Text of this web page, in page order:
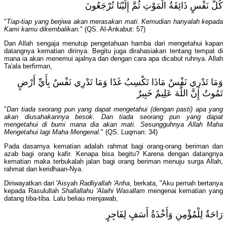
كُلُّ نَفْسٍ ذَائِقَةُ الْمَوْتِ ثُمَّ إِلَيْنَا تُرْجَعُونَ
"Tiap-tiap yang berjiwa akan merasakan mati. Kemudian hanyalah kepada
Kami kamu dikembalikan." (QS. Al-Ankabut: 57)
Dan Allah sengaja menutup pengetahuan hamba dari mengetahui kapan
datangnya kematian dirinya. Begitu juga dirahasiakan tentang tempat di
mana ia akan menemui ajalnya dan dengan cara apa dicabut ruhnya. Allah
Ta'ala berfirman,
وَمَا تَدْرِي نَفْسٌ مَاذَا تَكْسِبُ غَدًا وَمَا تَدْرِي نَفْسٌ بِأَيِّ أَرْضٍ
تَمُوتُ إِنَّ اللَّهَ عَلِيمٌ خَبِيرٌ
"Dan tiada seorang pun yang dapat mengetahui (dengan pasti) apa yang
akan diusahakannya besok. Dan tiada seorang pun yang dapat
mengetahui di bumi mana dia akan mati. Sesungguhnya Allah Maha
Mengetahui lagi Maha Mengenal." (QS. Luqman: 34)
Pada dasarnya kematian adalah rahmat bagi orang-orang beriman dan
azab bagi orang kafir. Kenapa bisa begitu? Karena dengan datangnya
kematian maka terbukalah jalan bagi orang beriman menuju surga Allah,
rahmat dan keridhaan-Nya.
Diriwayatkan dari 'Aisyah Radliyallah 'Anha, berkata, "Aku pernah bertanya
kepada RasulullahShallallahu 'Alaihi Wasallam mengenai kematian yang
datang tiba-tiba. Lalu beliau menjawab,
رَاحَةٌ لِلْمُؤْمِنِ وَأَخْذَةُ أَسَفٍ لِفَاجِرٍ